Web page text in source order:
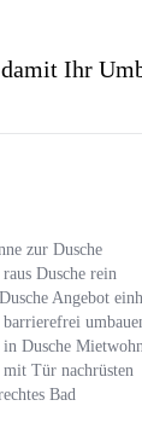
Ihr
zur Dusche
Dusche rein
Angebot
barrierefrei
in Dusche
mit Tür nachrüsten
Bad